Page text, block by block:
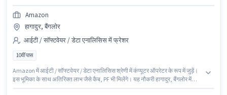
Amazon
हागादुर, बैंगलोर
आईटी / सॉफ्टवेयर / डेटा एनालिसिस में फ्रेशर
10वीं पास
Amazon में आईटी / सॉफ्टवेयर / डेटा एनालिसिस श्रेणी में कंप्यूटर ऑपरेटर के रूप में जुड़ें।
इस भूमिका के साथ अतिरिक्त लाभ जैसे कैब, PF भी मिलेंगे। यह नौकरी हागादुर, बैंगलोर में